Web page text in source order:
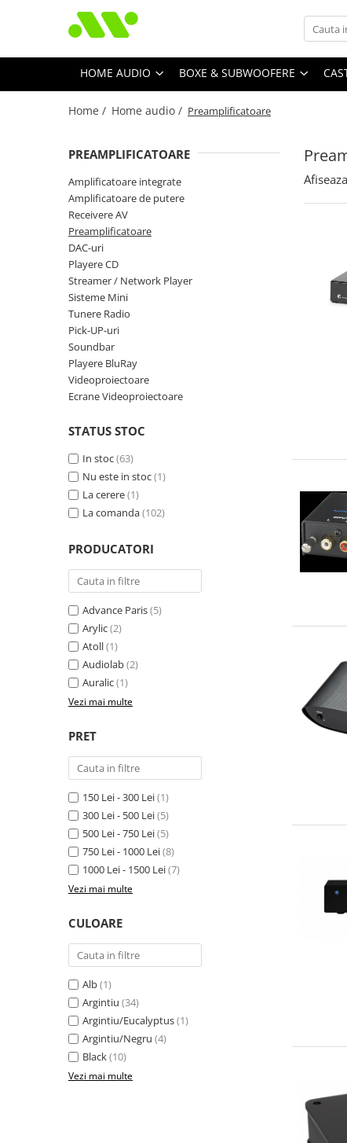
HOME AUDIO BOXE & SUBWOOFERE
Home / Home audio / Preamplificatoare
PREAMPLIFICATOARE
Amplificatoare integrate
Amplificatoare de putere
Receivere AV
Preamplificatoare
DAC-uri
Playere CD
Streamer / Network Player
Sisteme Mini
Tunere Radio
Pick-UP-uri
Soundbar
Playere BluRay
Videoproiectoare
Ecrane Videoproiectoare
STATUS STOC
In stoc(63)
Nu este in stoc(1)
La cerere(1)
La comanda(102)
PRODUCATORI
Advance Paris(5)
Arylic(2)
Atoll(1)
Audiolab(2)
Auralic(1)
Vezi mai multe
PRET
150 Lei - 300 Lei(1)
300 Lei - 500 Lei(5)
500 Lei - 750 Lei(5)
750 Lei - 1000 Lei(8)
1000 Lei - 1500 Lei(7)
Vezi mai multe
CULOARE
Alb(1)
Argintiu (34)
Argintiu/Eucalyptus(1)
Argintiu/Negru (4)
Black(10)
Vezi mai multe